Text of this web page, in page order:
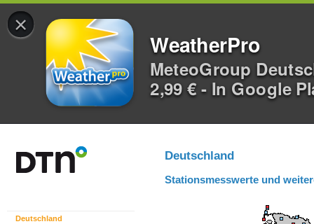
×
WeatherPro
MeteoGroup
2,99 € - In Google
Deutschland
Deutschland
Stationsmesswerte und